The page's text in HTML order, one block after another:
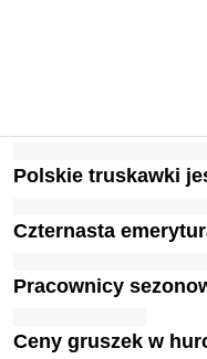
Polskie truskawki
Czternasta
Pracownicy
Ceny gruszek w